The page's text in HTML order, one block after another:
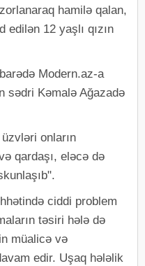
hamilə qalan,
12 yaşlı qızın
Modern.az-a
sədri Kəmalə Ağazadə
onların
qardaşı, eləcə də
ciddi problem
təsiri hələ də
müalicə və
edir. Uşaq hələlik